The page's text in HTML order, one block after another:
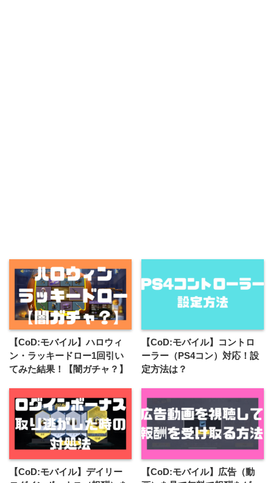
【CoD:モバイル】ハロウィ
ン・ラッキードロー1回引い
てみた結果！【闇ガチャ？】
【CoD:モバイル】コントロ
ーラー（PS4コン）対応！設
定方法は？
【CoD:モバイル】デイリー
【CoD:モバイル】広告（動